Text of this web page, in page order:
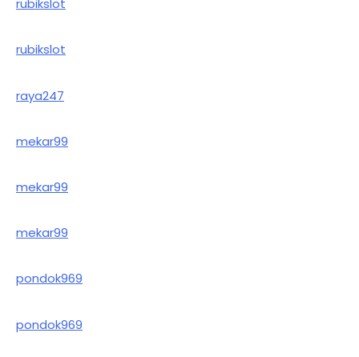
rubikslot
rubikslot
raya247
mekar99
mekar99
mekar99
pondok969
pondok969